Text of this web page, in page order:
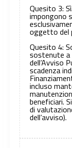
Quesito 3:
impongono
oggetto del
Quesito 4:
sostenute a
dell’Avviso
scadenza
incluso
beneficiari.
di
dell’avviso).